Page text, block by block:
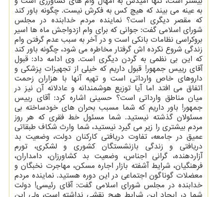
به عینه می بیند که هیچ کس به فکرش نیست. چگونه باور کند
که مقصر دیگری است؟ نماینده مردم خدابنده در مجلس
شورای اسلامی گفت: جوانی که برای وام ازدواجش ماه ها اسیر
بروکراسی نظامات بانکی است و در آخر به سبب عدم گرفتن وام
زندگی شروع نکرده اش گرفتار مخاطره می شود، چگونه باور کند
که این بی نظمی به گردن دیگری است. وی ادامه داد: قبول
آقای رییس جمهور! قبول داریم که خیلی از تجهیزات پزشکی و
داروهای خاص وارداتی است و تهیه آنها با هزاران زحمت
اتفاق می افتد اما آیا توزیع هوشمندانه و عادلانه آن نیز در
میان مناطق وارداتی است؟ حسینی اشاره کرد: آقای رییس
جمهور! باور داریم که شما مسبب بحران های خودساخته بی
مسئولان گذشته نیستید. شما مسئول خط فقری که هر روز
مردم بیشتری را زیر می گیرد نیستید، شما وارث شکاف طبقاتی
عمیق در جامعه، تفاوت دریافتی کارکنان دولت، وضعیت بد
دریافتی و زندگی بازنشستگان کشوری و لشکری، تورم
آزاردهنده، گرانی اجناس، وضعیت بد کشاورزان، دامداران،
فرهنگیان، شرایط آشفته بازار اجاره مسکن، مهاجرت نخبگان و
معضلات گوناگون اجتماعی در این دوره هستید. نماینده مردم
خدابنده در مجلس شورای اسلامی گفت: آقای رئیسی! دولت